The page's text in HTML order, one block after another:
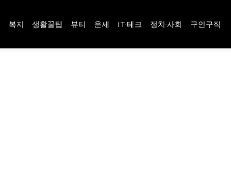
복지 생활꿀팁 뷰티 운세 IT·테크 정치·사회 구인구직